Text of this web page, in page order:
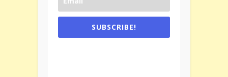
SUBSCRIBE!